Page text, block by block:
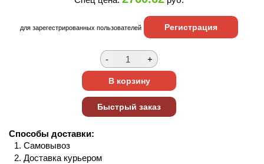
для зарегестрированных пользователей Регистрация
Способы доставки:
Самовывоз
Доставка курьером